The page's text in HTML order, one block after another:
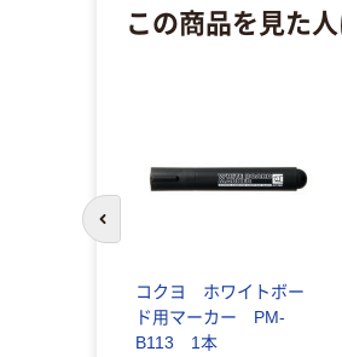
この商品を見た
コクヨ ホワイトボー
ド用マーカー PM-
B113 1本
前のスライドへ